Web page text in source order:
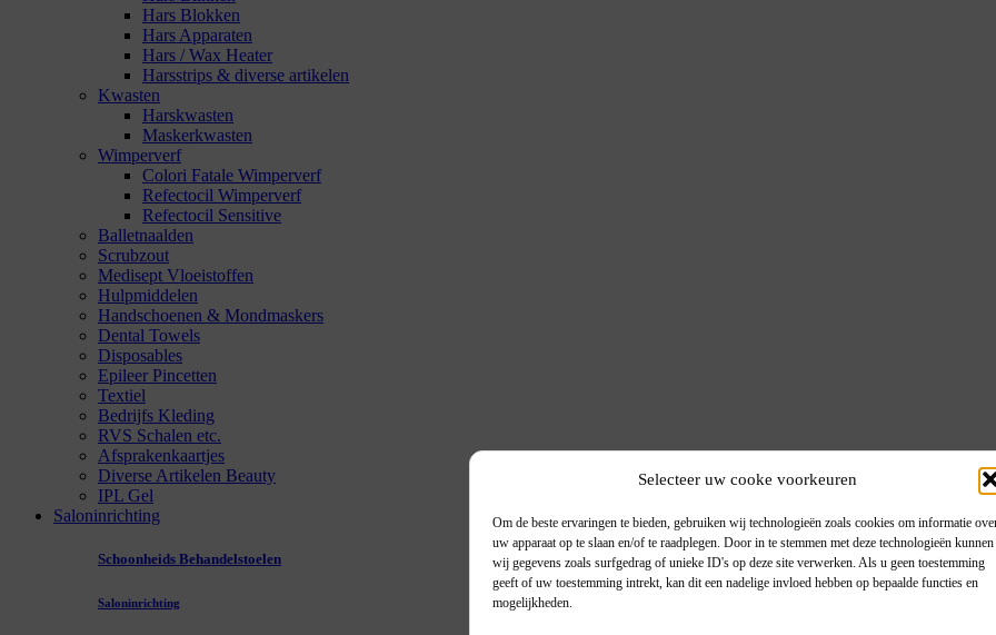
Selecteer uw cooke voorkeuren
Om de beste ervaringen te bieden, gebruiken wij technologieën zoals cookies om informatie
uw apparaat op te slaan en/of te raadplegen. Door in te stemmen met deze technologieën kunnen
wij gegevens zoals surfgedrag of unieke ID's op deze site verwerken. Als u geen toestemming
geeft of uw toestemming intrekt, kan dit een nadelige invloed hebben op bepaalde functies en
mogelijkheden.
Hars Blokken
Hars Apparaten
Hars / Wax Heater
Harsstrips & diverse artikelen
Kwasten
Harskwasten
Maskerkwasten
Wimperverf
Colori Fatale Wimperverf
Refectocil Wimperverf
Refectocil Sensitive
Balletnaalden
Scrubzout
Medisept Vloeistoffen
Hulpmiddelen
Handschoenen & Mondmaskers
Dental Towels
Disposables
Epileer Pincetten
Textiel
Bedrijfs Kleding
RVS Schalen etc.
Afsprakenkaartjes
Diverse Artikelen Beauty
IPL Gel
Saloninrichting
Schoonheids Behandelstoelen
Saloninrichting